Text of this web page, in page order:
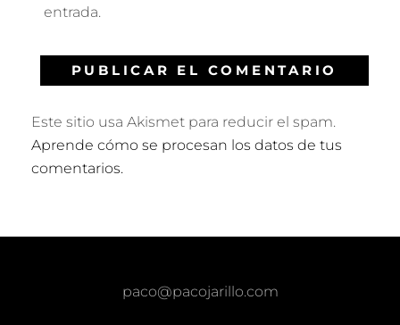
entrada.
Este sitio usa Akismet para reducir el spam.
Aprende cómo se procesan los datos de tus
comentarios.
paco@pacojarillo.com